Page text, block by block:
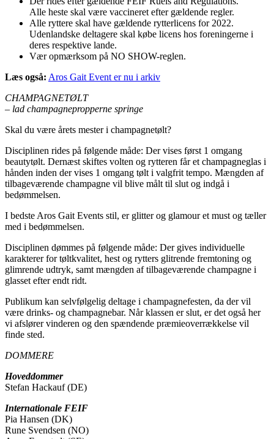
Alle heste skal være vaccineret efter gældende regler.
Alle ryttere skal have gældende rytterlicens for 2022.
Udenlandske deltagere skal købe licens hos foreningerne i
deres respektive lande.
Vær opmærksom på NO SHOW-reglen.
Læs også: Aros Gait Event er nu i arkiv
CHAMPAGNETØLT
– lad champagnepropperne springe
Skal du være årets mester i champagnetølt?
Disciplinen rides på følgende måde: Der vises først 1 omgang
beautytølt. Dernæst skiftes volten og rytteren får et champagneglas i
hånden inden der vises 1 omgang tølt i valgfrit tempo. Mængden af
tilbageværende champagne vil blive målt til slut og indgå i
bedømmelsen.
I bedste Aros Gait Events stil, er glitter og glamour et must og tæller
med i bedømmelsen.
Disciplinen dømmes på følgende måde: Der gives individuelle
karakterer for tøltkvalitet, hest og rytters glitrende fremtoning og
glimrende udtryk, samt mængden af tilbageværende champagne i
glasset efter endt ridt.
Publikum kan selvfølgelig deltage i champagnefesten, da der vil
være drinks- og champagnebar. Når klassen er slut, er det også her
vi afslører vinderen og den spændende præmieoverrækkelse vil
finde sted.
DOMMERE
Hoveddommer
Stefan Hackauf (DE)
Internationale FEIF
Pia Hansen (DK)
Rune Svendsen (NO)